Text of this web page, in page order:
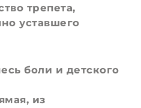
трепета,
уставшего
боли и детского
из